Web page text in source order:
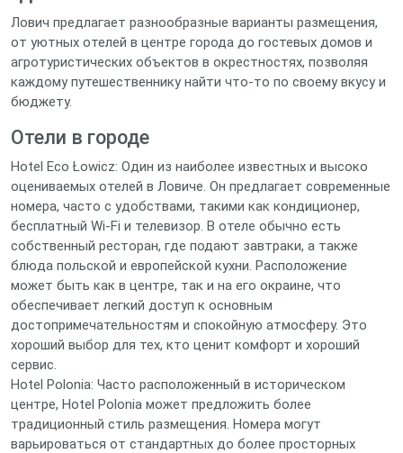
Лович предлагает разнообразные варианты размещения,
от уютных отелей в центре города до гостевых домов и
агротуристических объектов в окрестностях, позволяя
каждому путешественнику найти что-то по своему вкусу и
бюджету.
Отели в городе
Hotel Eco Łowicz: Один из наиболее известных и высоко
оцениваемых отелей в Ловиче. Он предлагает современные
номера, часто с удобствами, такими как кондиционер,
бесплатный Wi-Fi и телевизор. В отеле обычно есть
собственный ресторан, где подают завтраки, а также
блюда польской и европейской кухни. Расположение
может быть как в центре, так и на его окраине, что
обеспечивает легкий доступ к основным
достопримечательностям и спокойную атмосферу. Это
хороший выбор для тех, кто ценит комфорт и хороший
сервис.
Hotel Polonia: Часто расположенный в историческом
центре, Hotel Polonia может предложить более
традиционный стиль размещения. Номера могут
варьироваться от стандартных до более просторных